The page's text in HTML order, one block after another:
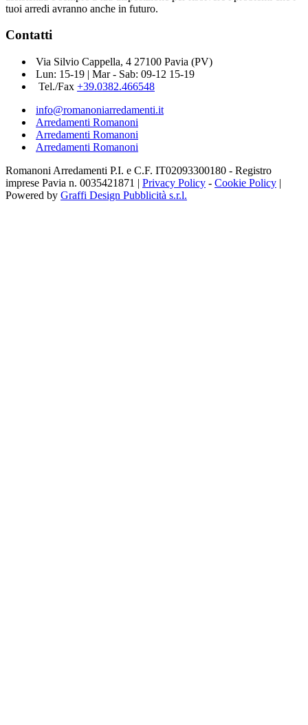
tuoi arredi avranno anche in futuro.
Contatti
Via Silvio Cappella, 4 27100 Pavia (PV)
Lun: 15-19 | Mar - Sab: 09-12 15-19
Tel./Fax +39.0382.466548
info@romanoniarredamenti.it
Arredamenti Romanoni
Arredamenti Romanoni
Arredamenti Romanoni
Romanoni Arredamenti P.I. e C.F. IT02093300180 - Registro
imprese Pavia n. 0035421871 | Privacy Policy - Cookie Policy |
Powered by Graffi Design Pubblicità s.r.l.